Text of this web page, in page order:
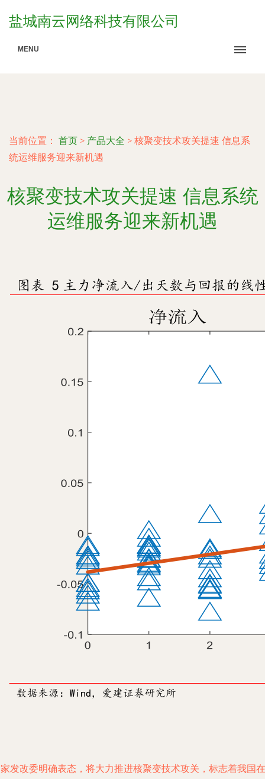
盐城南云网络科技有限公司
MENU
当前位置： 首页 > 产品大全 > 核聚变技术攻关提速 信息系
统运维服务迎来新机遇
核聚变技术攻关提速 信息系统
运维服务迎来新机遇
发改委明确表态，将大力推进核聚变技术攻关，标志着我国在